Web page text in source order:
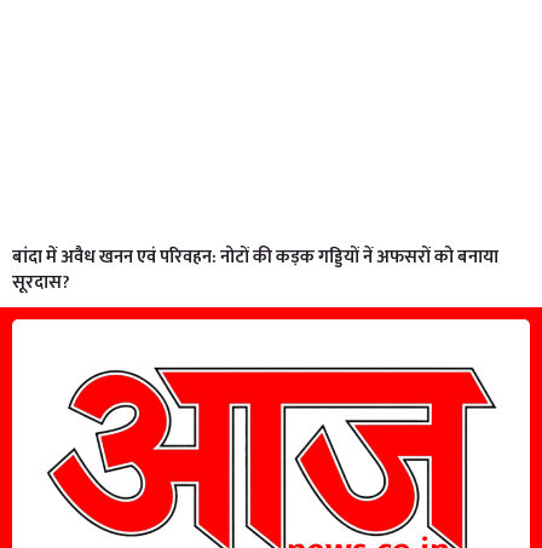
बांदा में अवैध खनन एवं परिवहन: नोटों की कड़क गड्डियों नें अफसरों को बनाया
सूरदास?